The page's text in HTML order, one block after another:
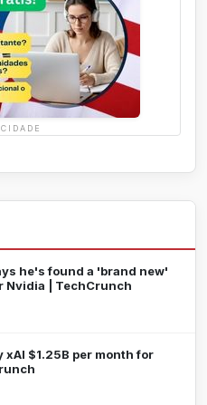
he's found a 'brand new'
Nvidia | TechCrunch
$1.25B per month for